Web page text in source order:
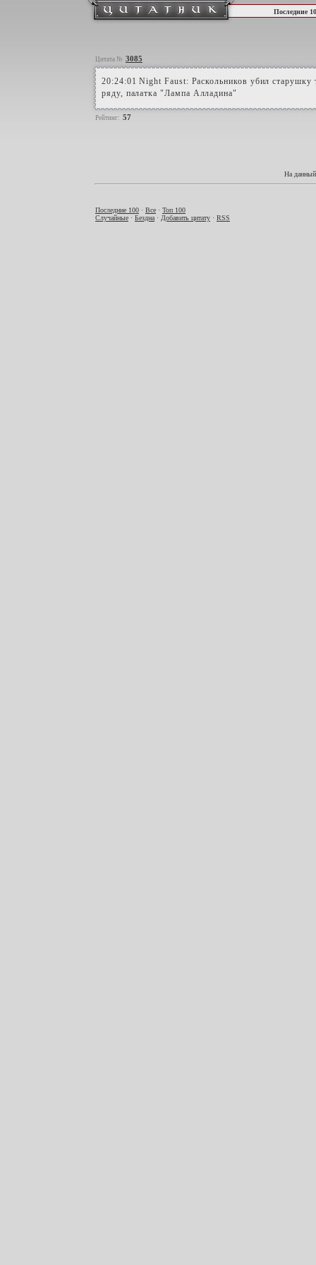
Последние
Цитата № 3085
20:24:01 Night Faust: Раскольников убил
ряду, палатка "Лампа Алладина"
Рейтинг: 57
На
Последние 100 · Все · Топ 100
Случайные · Бездна · Добавить цитату · RSS